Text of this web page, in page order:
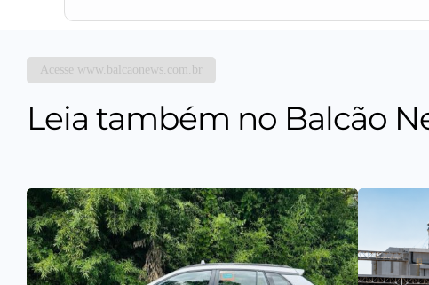
Acesse www.balcaonews.com.br
Leia também no Balcão